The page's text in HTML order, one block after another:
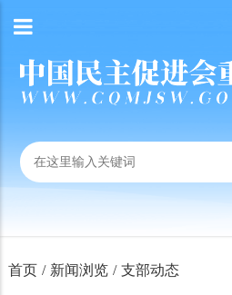
首页 / 新闻浏览 / 支部动态